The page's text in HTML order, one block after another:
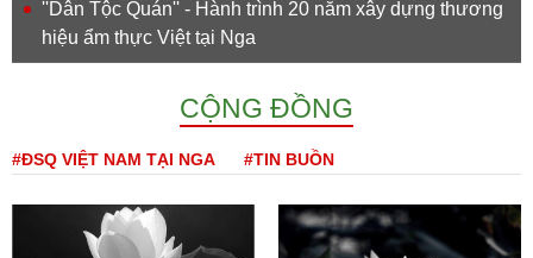
''Dân Tộc Quán'' - Hành trình 20 năm xây dựng thương
hiệu ẩm thực Việt tại Nga
CỘNG ĐỒNG
#ĐSQ VIỆT NAM TẠI NGA #TIN BUỒN